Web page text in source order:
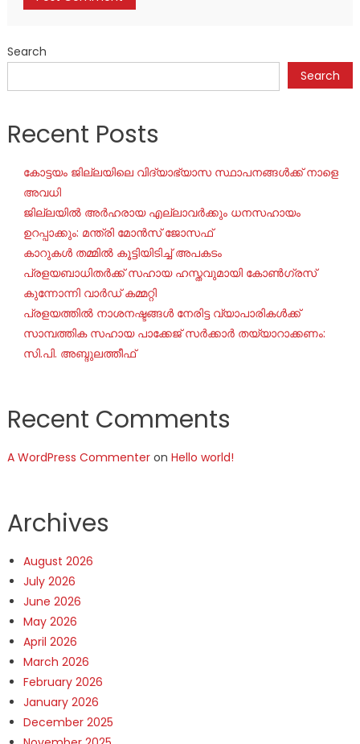
Search
Search
Recent Posts
കോട്ടയം ജില്ലയിലെ വിദ്യാഭ്യാസ സ്ഥാപനങ്ങൾക്ക് നാളെ
അവധി
ജില്ലയില്‍ അര്‍ഹരായ എല്ലാവര്‍ക്കും ധനസഹായം
ഉറപ്പാക്കും: മന്ത്രി മോന്‍സ് ജോസഫ്
കാറുകൾ തമ്മിൽ കൂട്ടിയിടിച്ച് അപകടം
പ്രളയബാധിതർക്ക് സഹായ ഹസ്തവുമായി കോൺഗ്രസ്
കുന്നോന്നി വാർഡ് കമ്മറ്റി
പ്രളയത്തിൽ നാശനഷ്ടങ്ങൾ നേരിട്ട വ്യാപാരികൾക്ക്
സാമ്പത്തിക സഹായ പാക്കേജ് സർക്കാർ തയ്യാറാക്കണം:
സി.പി. അബ്ദുലത്തീഫ്
Recent Comments
A WordPress Commenteron Hello world!
Archives
August 2026
July 2026
June 2026
May 2026
April 2026
March 2026
February 2026
January 2026
December 2025